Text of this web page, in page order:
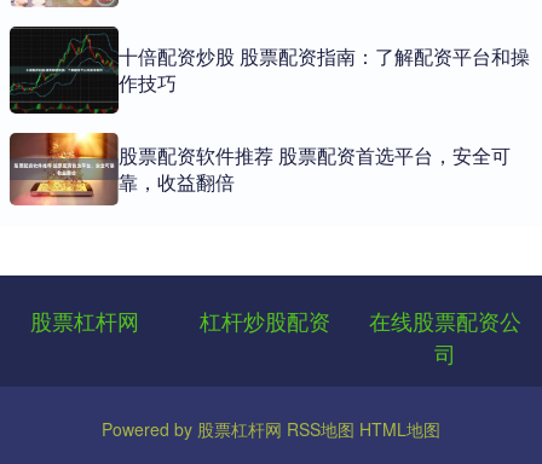
十倍配资炒股 股票配资指南：了解配资平台和操
作技巧
股票配资软件推荐 股票配资首选平台，安全可
靠，收益翻倍
股票杠杆网 杠杆炒股配资
在线股票配资公
司
Powered by 股票杠杆网 RSS地图 HTML地图